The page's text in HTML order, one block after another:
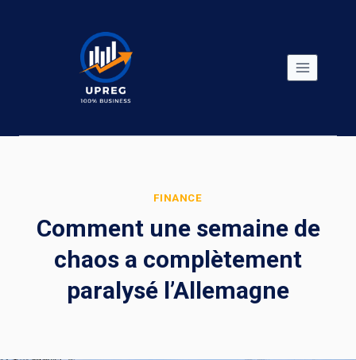
FINANCE
Comment une semaine de
chaos a complètement
paralysé l’Allemagne